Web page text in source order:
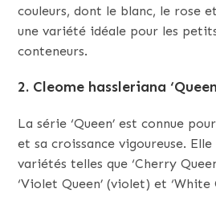
couleurs, dont le blanc, le rose
une variété idéale pour les
conteneurs.
2. Cleome hassleriana
La série ‘Queen’ est connue
et sa croissance vigoureuse.
variétés telles que ‘Cherry
‘Violet Queen’ (violet) et ‘White